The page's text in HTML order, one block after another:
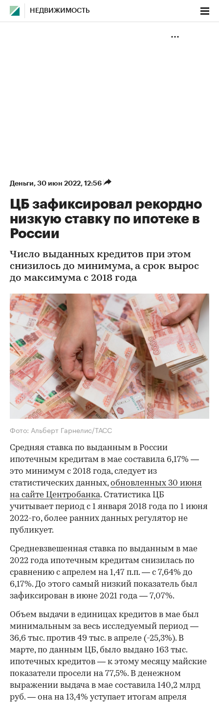
НЕДВИЖИМОСТЬ
Деньги⁠, 30 июн 2022, 12:56
ЦБ зафиксировал рекордно
низкую ставку по ипотеке в
России
Число выданных кредитов при этом
снизилось до минимума, а срок вырос
до максимума с 2018 года
Фото: Альберт Гарнелис/ТАСС
Средняя ставка по выданным в России
ипотечным кредитам в мае составила 6,17% —
это минимум с 2018 года, следует из
статистических данных,обновленных 30 июня
на сайте Центробанка. Статистика ЦБ
учитывает период с 1 января 2018 года по 1 июня
2022-го, более ранних данных регулятор не
публикует.
Средневзвешенная ставка по выданным в мае
2022 года ипотечным кредитам снизилась по
сравнению с апрелем на 1,47 п.п. — с 7,64% до
6,17%. До этого самый низкий показатель был
зафиксирован в июне 2021 года — 7,07%.
Объем выдачи в единицах кредитов в мае был
минимальным за весь исследуемый период —
36,6 тыс. против 49 тыс. в апреле (-25,3%). В
марте, по данным ЦБ, было выдано 163 тыс.
ипотечных кредитов — к этому месяцу майские
показатели просели на 77,5%. В денежном
выражении выдача в мае составила 140,2 млрд
руб. — она на 13,4% уступает итогам апреля